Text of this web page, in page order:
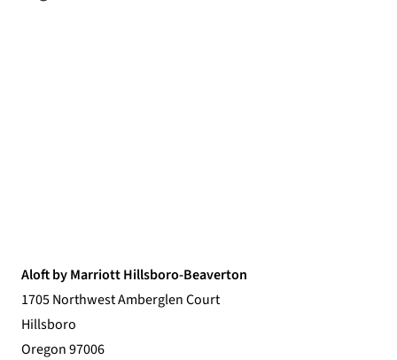
Aloft by Marriott Hillsboro-Beaverton
1705 Northwest Amberglen Court
Hillsboro
Oregon 97006